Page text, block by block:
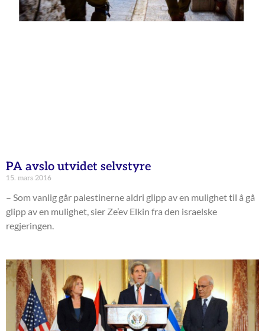
PA avslo utvidet selvstyre
15. mars 2016
– Som vanlig går palestinerne aldri glipp av en mulighet til å gå
glipp av en mulighet, sier Ze’ev Elkin fra den israelske
regjeringen.